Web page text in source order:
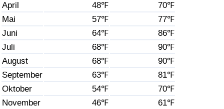
April
48℉
70℉
Mai
57℉
77℉
Juni
64℉
86℉
Juli
68℉
90℉
August
68℉
90℉
September
63℉
81℉
Oktober
54℉
70℉
November
46℉
61℉
Kriminalitäts-Index (aktuell)
Kriminalitäts-Index
Kriminalitätsindex nach Land
Gesundheitsversorgung